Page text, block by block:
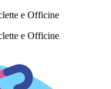
e Officine
e Officine